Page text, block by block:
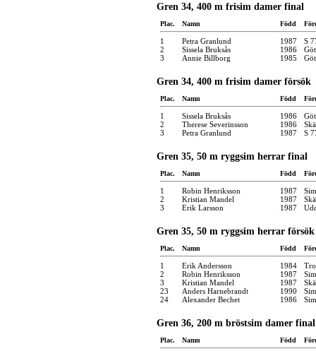
Gren 34, 400 m frisim damer final
Plac. Namn Född
1 Petra Granlund 1987
S
2
Sissela Bruksås 1986
3
Annie Billborg 1985
Gren 34, 400 m frisim damer försök
Plac. Namn Född
1 Sissela Bruksås 1986
2
Therese Severinsson 1986
3
Petra Granlund 1987 S
Gren 35, 50 m ryggsim herrar final
Plac. Namn Född
1 Robin Henriksson 1987
2
Kristian Mandel 1987
3
Erik Larsson 1987
Gren 35, 50 m ryggsim herrar försök
Plac. Namn Född
1 Erik Andersson 1984
2
Robin Henriksson 1987
3
Kristian Mandel 1987
23
Anders Harnebrandt 1990
24
Alexander Bechet 1986
Gren 36, 200 m bröstsim damer final
Plac. Namn Född